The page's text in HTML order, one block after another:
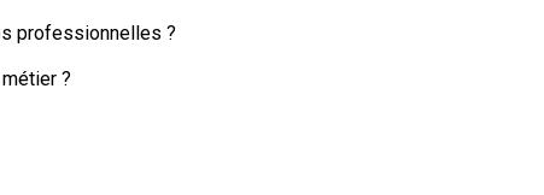
professionnelles ?
?